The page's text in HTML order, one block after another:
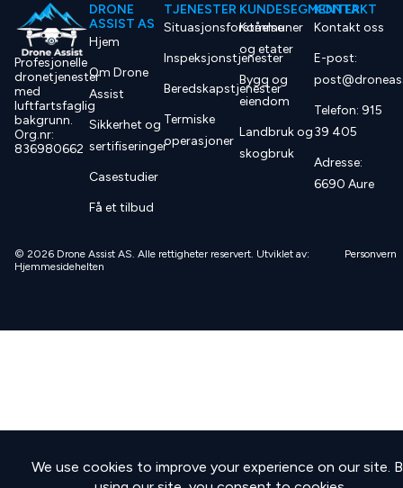
Profesjonelle
dronetjenester
med
luftfartsfaglig
bakgrunn.
Org.nr:
836980662
DRONE
ASSIST AS
Hjem
Om Drone
Assist
Sikkerhet og
sertifiseringer
Casestudier
Få et tilbud
TJENESTER
Situasjonsforståelse
Inspeksjonstjenester
Beredskapstjenester
Termiske
operasjoner
KUNDESEGMENTER
Kommuner
og etater
Bygg og
eiendom
Landbruk og
skogbruk
KONTAKT
Kontakt oss
E-post:
Telefon: 915
39 405
Adresse:
6690 Aure
© 2026 Drone Assist AS. Alle rettigheter reservert. Utviklet av:
Hjemmesidehelten
Personvern